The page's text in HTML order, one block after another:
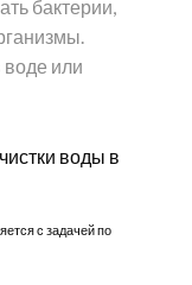
бактерии,
воде или
с задачей по